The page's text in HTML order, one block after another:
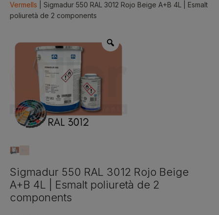
Vermells | Sigmadur 550 RAL 3012 Rojo Beige A+B 4L | Esmalt
poliuretà de 2 components
Sigmadur 550 RAL 3012 Rojo Beige
A+B 4L | Esmalt poliuretà de 2
components